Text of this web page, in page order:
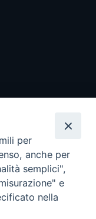
riservati - Vita
per
anche per
semplici",
e
nella